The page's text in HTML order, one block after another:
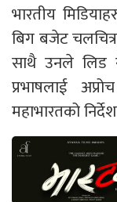
भारतीय
बिग बजेट
साथै उनले लिड
प्रभाषलाई
महाभारतको